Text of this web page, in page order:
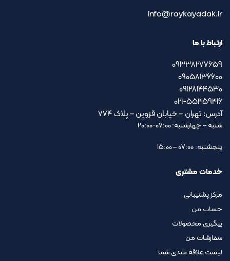
info@raykayadak.ir
ارتباط با ما
09338277659
09058136600
09128144530
021-55459416
آدرس: تهران – خیابان قزوین – پلاک ۷۷۴
شنبه – چهارشنبه: 07:00-20:00
پنجشنبه: 07:00 – 15:00
خدمات مشتری
مرکز پشتیبانی
حساب من
پیگیری محصولات
سفارشات من
لیست علاقه مندی شما